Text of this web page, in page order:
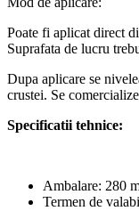
Poate fi aplicat direct
Suprafata de lucru
Dupa aplicare se
crustei. Se
Specificatii tehnice:
Ambalare: 280
Termen de